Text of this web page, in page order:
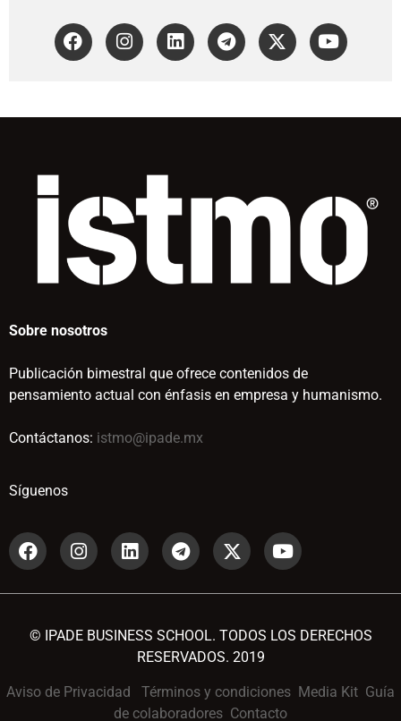
Sobre nosotros
Publicación bimestral que ofrece contenidos de
pensamiento actual con énfasis en empresa y humanismo.
Contáctanos: istmo@ipade.mx
Síguenos
© IPADE BUSINESS SCHOOL. TODOS LOS DERECHOS
RESERVADOS. 2019
Aviso de Privacidad Términos y condiciones Media Kit Guía
de colaboradores Contacto